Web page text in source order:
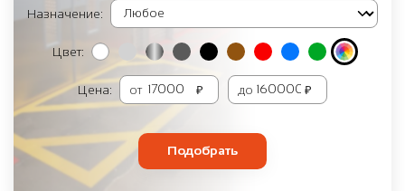
Назначение:
Цвет:
Цена: от ₽ до ₽
Подобрать